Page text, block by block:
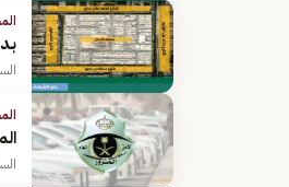
السبت
المرور: 8
السبت